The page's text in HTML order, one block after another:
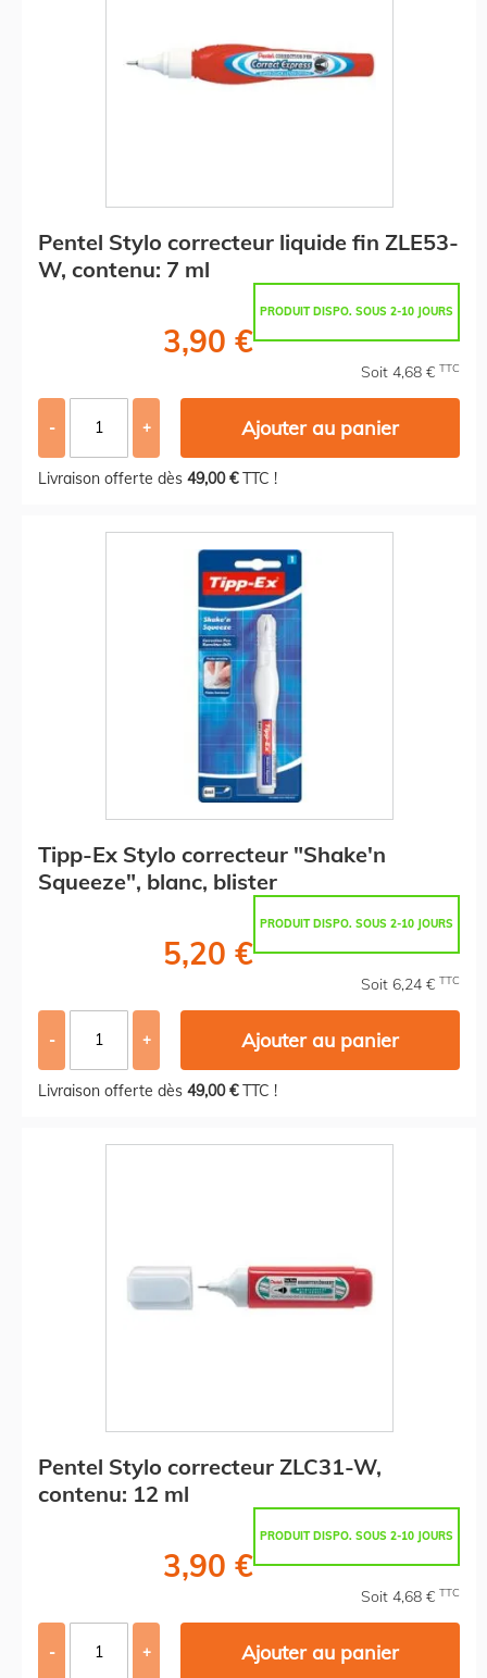
Pentel Stylo correcteur liquide fin ZLE53-
W, contenu: 7 ml
PRODUIT DISPO. SOUS 2-10 JOURS
3,90 €
Soit 4,68 € TTC
- + Ajouter au panier
Livraison offerte dès 49,00 €TTC !
Tipp-Ex Stylo correcteur "Shake'n
Squeeze", blanc, blister
PRODUIT DISPO. SOUS 2-10 JOURS
5,20 €
Soit 6,24 € TTC
- + Ajouter au panier
Livraison offerte dès 49,00 €TTC !
Pentel Stylo correcteur ZLC31-W,
contenu: 12 ml
PRODUIT DISPO. SOUS 2-10 JOURS
3,90 €
Soit 4,68 € TTC
- + Ajouter au panier